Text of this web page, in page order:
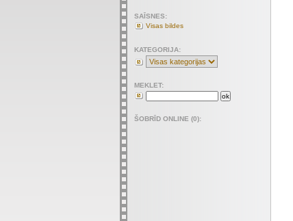
SAĪSNES:
Visas bildes
KATEGORIJA:
MEKLET:
ŠOBRĪD ONLINE (0):